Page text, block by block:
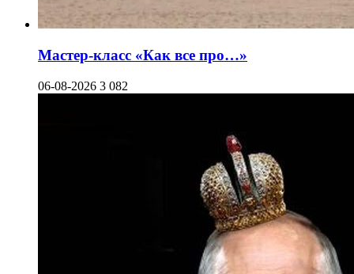
Мастер-класс «Как все про…»
06-08-2026 3 082